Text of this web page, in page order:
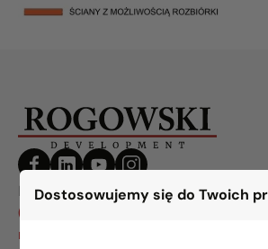
Dostosowujemy się do Twoich
BIURO BIAŁYSTOK
(85) 749 99 09
mieszkania@rogowskidevelopment.pl